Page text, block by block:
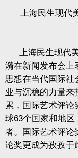
上海民生现代
上海民生现代
漪在新闻发布会上
思想在当代国际社
业与沉稳的力量来
累，国际艺术评论
球63个国家和地区
者。国际艺术评论
论奖更成为孜孜于